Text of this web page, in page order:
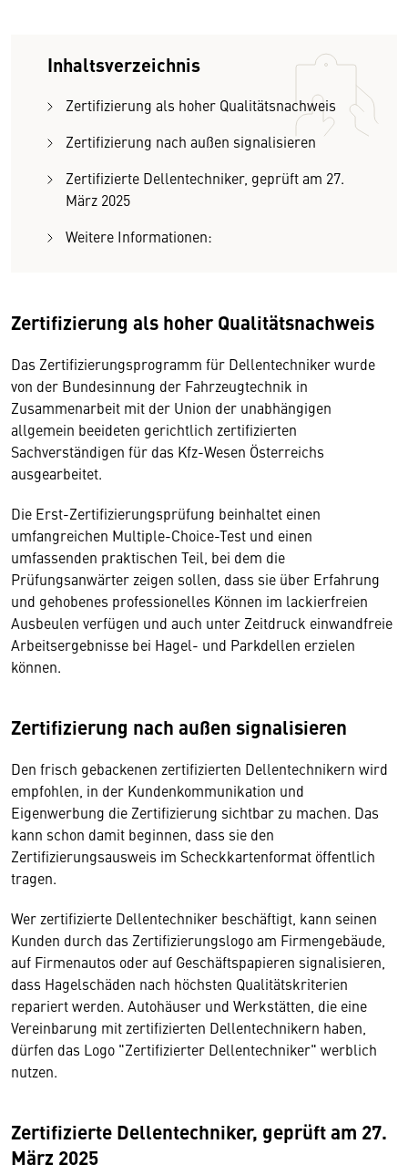
Inhaltsverzeichnis
Zertifizierung als hoher Qualitätsnachweis
Zertifizierung nach außen signalisieren
Zertifizierte Dellentechniker, geprüft am 27.
März 2025
Weitere Informationen:
Zertifizierung als hoher Qualitätsnachweis
Das Zertifizierungsprogramm für Dellentechniker wurde
von der Bundesinnung der Fahrzeugtechnik in
Zusammenarbeit mit der Union der unabhängigen
allgemein beeideten gerichtlich zertifizierten
Sachverständigen für das Kfz-Wesen Österreichs
ausgearbeitet.
Die Erst-Zertifizierungsprüfung beinhaltet einen
umfangreichen Multiple-Choice-Test und einen
umfassenden praktischen Teil, bei dem die
Prüfungsanwärter zeigen sollen, dass sie über Erfahrung
und gehobenes professionelles Können im lackierfreien
Ausbeulen verfügen und auch unter Zeitdruck einwandfreie
Arbeitsergebnisse bei Hagel- und Parkdellen erzielen
können.
Zertifizierung nach außen signalisieren
Den frisch gebackenen zertifizierten Dellentechnikern wird
empfohlen, in der Kundenkommunikation und
Eigenwerbung die Zertifizierung sichtbar zu machen. Das
kann schon damit beginnen, dass sie den
Zertifizierungsausweis im Scheckkartenformat öffentlich
tragen.
Wer zertifizierte Dellentechniker beschäftigt, kann seinen
Kunden durch das Zertifizierungslogo am Firmengebäude,
auf Firmenautos oder auf Geschäftspapieren signalisieren,
dass Hagelschäden nach höchsten Qualitätskriterien
repariert werden. Autohäuser und Werkstätten, die eine
Vereinbarung mit zertifizierten Dellentechnikern haben,
dürfen das Logo "Zertifizierter Dellentechniker" werblich
nutzen.
Zertifizierte Dellentechniker, geprüft am 27.
März 2025